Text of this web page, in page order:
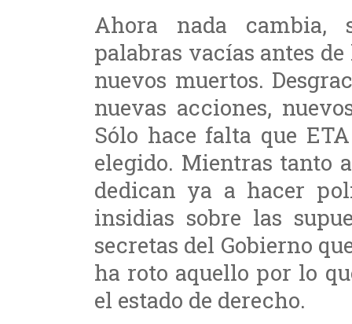
Ahora nada cambia,
palabras vacías antes
nuevos muertos.
nuevas acciones,
Sólo hace falta que
elegido. Mientras tanto
dedican ya a hacer
insidias sobre las
secretas del Gobierno
ha roto aquello por lo
el estado de derecho.